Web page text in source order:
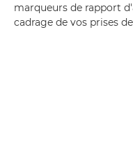
marqueurs de rapport
cadrage de vos prises